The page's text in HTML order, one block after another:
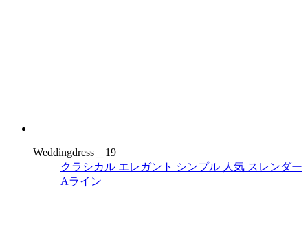
Weddingdress＿19
クラシカル エレガント シンプル 人気 スレンダー
Aライン